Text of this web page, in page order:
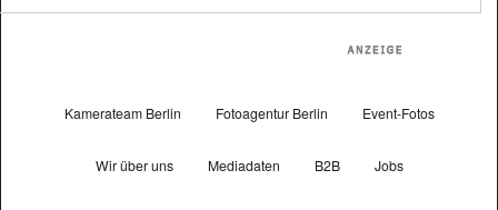
Kamerateam Berlin Fotoagentur Berlin Event-Fotos
Wir über uns Mediadaten B2B Jobs